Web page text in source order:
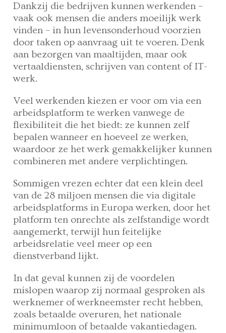
Dankzij die bedrijven kunnen werkenden –
vaak ook mensen die anders moeilijk werk
vinden – in hun levensonderhoud voorzien
door taken op aanvraag uit te voeren. Denk
aan bezorgen van maaltijden, maar ook
vertaaldiensten, schrijven van content of IT-
werk.
Veel werkenden kiezen er voor om via een
arbeidsplatform te werken vanwege de
flexibiliteit die het biedt: ze kunnen zelf
bepalen wanneer en hoeveel ze werken,
waardoor ze het werk gemakkelijker kunnen
combineren met andere verplichtingen.
Sommigen vrezen echter dat een klein deel
van de 28 miljoen mensen die via digitale
arbeidsplatforms in Europa werken, door het
platform ten onrechte als zelfstandige wordt
aangemerkt, terwijl hun feitelijke
arbeidsrelatie veel meer op een
dienstverband lijkt.
In dat geval kunnen zij de voordelen
mislopen waarop zij normaal gesproken als
werknemer of werkneemster recht hebben,
zoals betaalde overuren, het nationale
minimumloon of betaalde vakantiedagen.